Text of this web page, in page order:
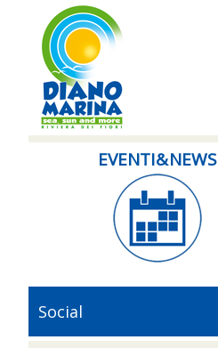
EVENTI & NEWS
Social